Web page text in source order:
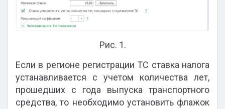
Рис. 1.
Если в регионе регистрации ТС ставка налога
устанавливается с учетом количества лет,
прошедших с года выпуска транспортного
средства, то необходимо установить флажок